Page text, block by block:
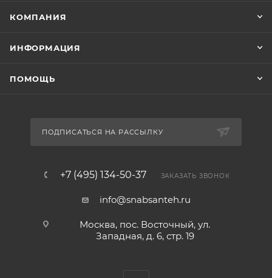
КОМПАНИЯ
ИНФОРМАЦИЯ
ПОМОЩЬ
ПОДПИСАТЬСЯ НА РАССЫЛКУ
+7 (495) 134-50-37 ЗАКАЗАТЬ ЗВОНОК
info@snabsanteh.ru
Москва, пос. Восточный, ул.
Западная, д. 6, стр. 19